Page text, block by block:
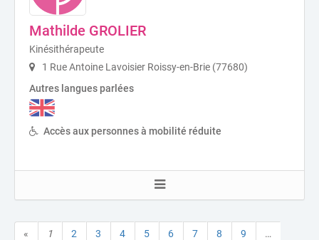
Mathilde GROLIER
Kinésithérapeute
1 Rue Antoine Lavoisier Roissy-en-Brie (77680)
Autres langues parlées
Accès aux personnes à mobilité réduite
« 1 2 3 4 5 6 7 8 9 …